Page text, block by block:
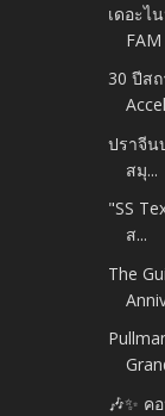
เดอะไ
FAM
30 ปีส
ปราจีน
สมุ...
"SS
ส...
The
🎶✨